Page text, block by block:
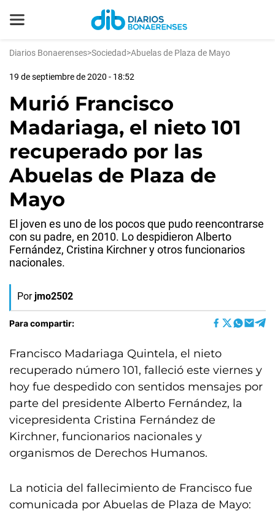
Diarios Bonaerenses>Sociedad>Abuelas de Plaza de Mayo
19 de septiembre de 2020 - 18:52
Murió Francisco
Madariaga, el nieto 101
recuperado por las
Abuelas de Plaza de
Mayo
El joven es uno de los pocos que pudo reencontrarse
con su padre, en 2010. Lo despidieron Alberto
Fernández, Cristina Kirchner y otros funcionarios
nacionales.
Por jmo2502
Para compartir:
Francisco Madariaga Quintela, el nieto
recuperado número 101, falleció este viernes y
hoy fue despedido con sentidos mensajes por
parte del presidente Alberto Fernández, la
vicepresidenta Cristina Fernández de
Kirchner, funcionarios nacionales y
organismos de Derechos Humanos.
La noticia del fallecimiento de Francisco fue
comunicada por Abuelas de Plaza de Mayo: